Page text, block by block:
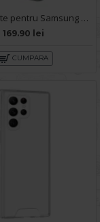
Husa spate pentru Samsung Galaxy S26 Ultra Berlia 360 - Nude
169.90 lei
CUMPARA